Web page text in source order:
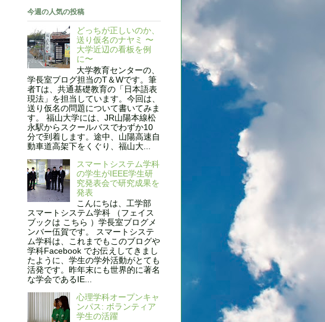
今週の人気の投稿
どっちが正しいのか、
送り仮名のナヤミ 〜
大学近辺の看板を例
に〜
大学教育センターの、
学長室ブログ担当のT＆Wです。筆
者Tは、共通基礎教育の「日本語表
現法」を担当しています。今回は、
送り仮名の問題について書いてみま
す。 福山大学には、JR山陽本線松
永駅からスクールバスでわずか10
分で到着します。途中、山陽高速自
動車道高架下をくぐり、福山大...
スマートシステム学科
の学生がIEEE学生研
究発表会で研究成果を
発表
こんにちは、工学部
スマートシステム学科 （フェイス
ブックは こちら ）学長室ブログメ
ンバー伍賀です。 スマートシステ
ム学科は、これまでもこのブログや
学科Facebook でお伝えしてきまし
たように、学生の学外活動がとても
活発です。昨年末にも世界的に著名
な学会であるIE...
心理学科オープンキャ
ンパス: ボランティア
学生の活躍